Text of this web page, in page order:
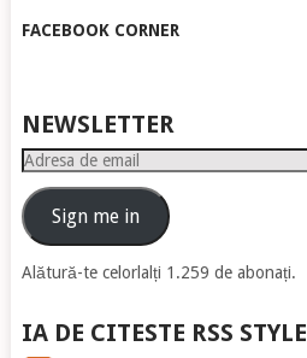
FACEBOOK CORNER
NEWSLETTER
Adresa
emailSign me in
Alătură-te celorlalți 1.259 de abonați.
IA DE CITESTE RSS STYLE